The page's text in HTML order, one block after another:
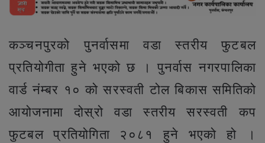
कञ्चनपुरको पुनर्वासमा वडा स्तरीय फुटबल
प्रतियोगीता हुने भएको छ । पुनर्वास नगरपालिका
वार्ड नंम्बर १० को सरस्वती टोल बिकास समितिको
आयोजनामा दोस्रो वडा स्तरीय सरस्वती कप
फुटबल प्रतियोगिता २०८१ हुने भएको हो ।